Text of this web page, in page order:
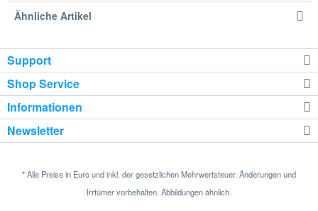
Ähnliche Artikel
Support
Shop Service
Informationen
Newsletter
* Alle Preise in Euro und inkl. der gesetzlichen Mehrwertsteuer. Änderungen und
Irrtümer vorbehalten. Abbildungen ähnlich.